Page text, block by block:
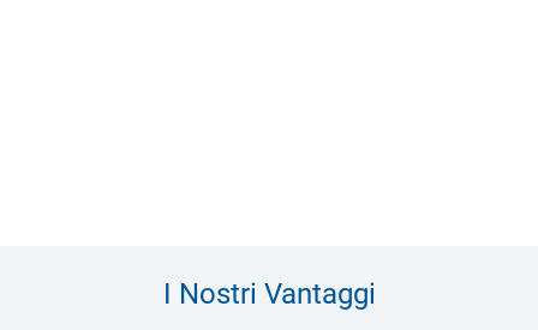
I Nostri Vantaggi